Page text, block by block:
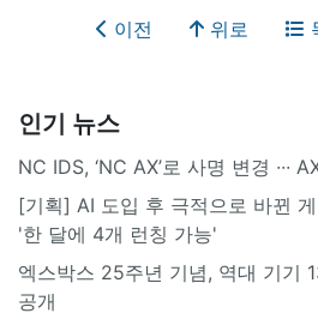
이전 위로
인기 뉴스
NC IDS, ‘NC AX’로 사명 변경 ∙∙∙
[기획] AI 도입 후 극적으로 바뀐
'한 달에 4개 런칭 가능'
엑스박스 25주년 기념, 역대 기기
공개